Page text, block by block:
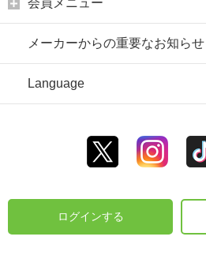
メーカーからの重要なお知らせ
Language
ログインする